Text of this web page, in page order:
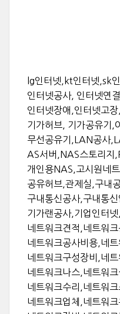
lg인터넷,kt인터넷,sk
인터넷공사, 인터넷연
인터넷장애,인터넷고
기가허브, 기가공유기,
무선공유기,LAN공사
AS서버,NAS스토리지
개인용NAS,고시원네
공유허브,관제실,구내
구내통신공사,구내통
기가랜공사,기업인터
네트워크견적,네트워
네트워크공사비용,네
네트워크구성장비,네
네트워크나스,네트워크
네트워크수리,네트워
네트워크업체,네트워크